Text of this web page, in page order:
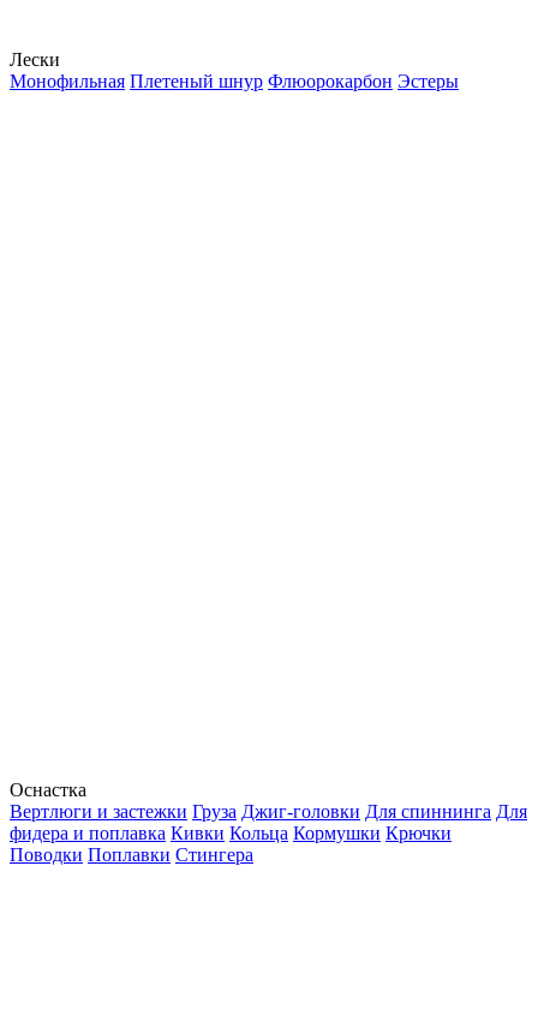
Лески
Монофильная Плетеный шнур Флюорокарбон Эстеры
Оснастка
Вертлюги и застежки Груза Джиг-головки Для спиннинга Для
фидера и поплавка Кивки Кольца Кормушки Крючки
Поводки Поплавки Стингера